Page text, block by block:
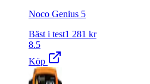
Noco Genius 5
Bäst i test1 281 kr
8.5
Köp